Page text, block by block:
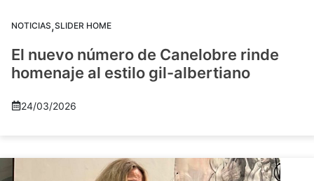
NOTICIAS,SLIDER HOME
El nuevo número de Canelobre rinde
homenaje al estilo gil-albertiano
24/03/2026